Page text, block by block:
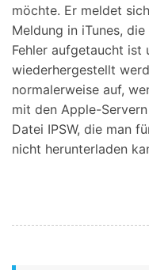
möchte. Er meldet
Meldung in iTunes,
Fehler aufgetaucht ist
wiederhergestellt
normalerweise auf,
mit den Apple-
Datei IPSW, die man
nicht herunterladen